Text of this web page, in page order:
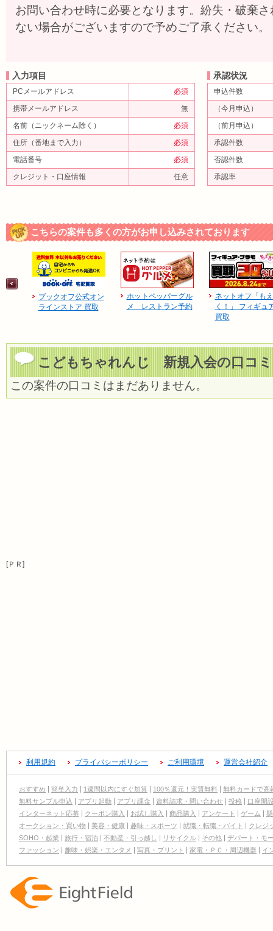
お問い合わせ時に必要となります。紛失・破棄
ない場合がございますので予めご了承ください。
入力項目
PCメールアドレス
必須
携帯メールアドレス
無
名前（ニックネーム除く）
必須
住所（番地まで入力）
必須
電話番号
必須
クレジット・口座情報
任意
承認状況
申込件数
（今月申込）
（前月申込）
承認件数
否認件数
承認率
こちらの案件も多くの方がお申し込みされております
ブックオフ公式オン
ラインストア 買取
ホットペッパーグル
メ レストラン予約
ネットオフ「も
く！」 フィギュ
買取
こどもちゃれんじ 新規入会の口コ
この案件の口コミはまだありません。
[ＰＲ]
利用規約 プライバシーポリシー ご利用環境 運営会社紹介
おすすめ 簡単入力 1週間以内にすぐ加算 100％還元！実質無料
無料カードで高
無料サンプル申込
アプリ起動 アプリ課金 資料請求・問い合わせ 投稿
口座開
インターネット応募
クーポン購入 お試し購入 商品購入 アンケート ゲーム
オークション・買い物
美容・健康 趣味・スポーツ 就職・転職・バイト
クレジ
SOHO・起業
旅行・宿泊 不動産・引っ越し リサイクル その他
デパート・モ
ファッション
趣味・娯楽・エンタメ 写真・プリント 家電・ＰＣ・周辺機器 イ